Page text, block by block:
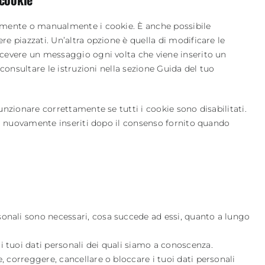
o manualmente i cookie. È anche possibile
piazzati. Un’altra opzione è quella di modificare le
un messaggio ogni volta che viene inserito un
le istruzioni nella sezione Guida del tuo
correttamente se tutti i cookie sono disabilitati.
inseriti dopo il consenso fornito quando
sono necessari, cosa succede ad essi, quanto a lungo
dati personali dei quali siamo a conoscenza.
cancellare o bloccare i tuoi dati personali